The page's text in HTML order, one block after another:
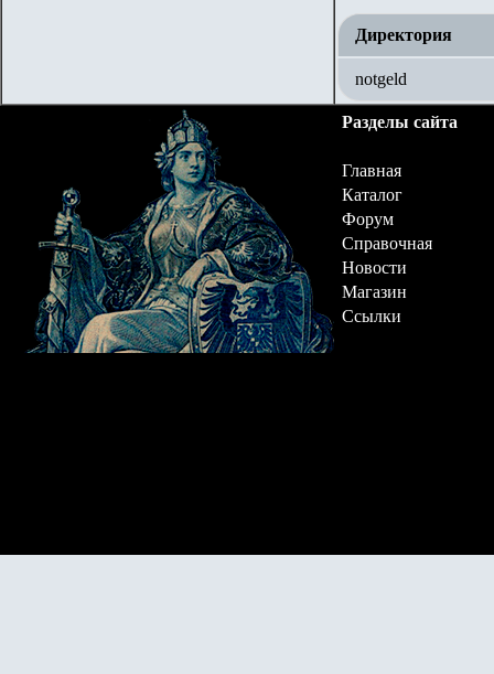
Директория
notgeld
Разделы сайта
Главная
Каталог
Форум
Справочная
Новости
Магазин
Ссылки